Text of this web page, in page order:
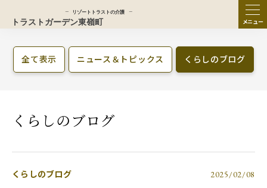
ME
NU
全て表示 ニュース＆トピックス くらしのブログ
くらしのブログ
くらしのブログ 2025/02/08